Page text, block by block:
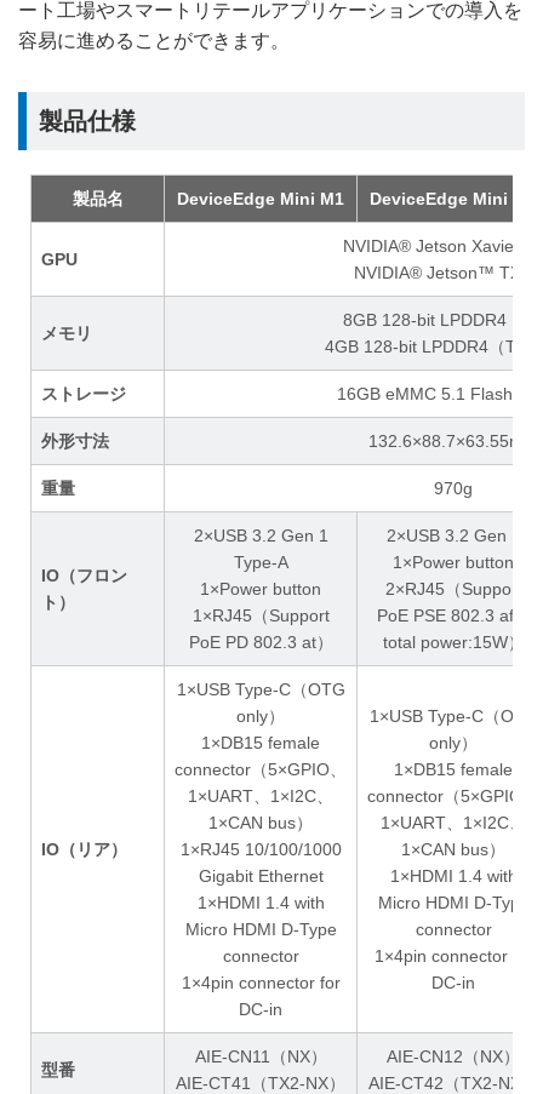
ート工場やスマートリテールアプリケーションでの導入を
容易に進めることができます。
製品仕様
製品名 DeviceEdge Mini M1 DeviceEdge Mini M2
GPU
NVIDIA® Jetson Xavier™
NVIDIA® Jetson™
メモリ
8GB 128-bit LPDDR4（
4GB 128-bit LPDDR4（
ストレージ 16GB eMMC 5.1 Flash（
外形寸法 132.6×88.7×63.55mm
重量 970g
IO（フロン
ト）
2×USB 3.2 Gen 1
Type-A
1×Power button
1×RJ45（Support
PoE PD 802.3 at）
2×USB 3.2 Gen 1
1×Power button
2×RJ45（Support
PoE PSE 802.3 af、
total power:15W）
IO（リア）
1×USB Type-C（OTG
only）
1×DB15 female
connector（5×GPIO、
1×UART、1×I2C、
1×CAN bus）
1×RJ45 10/100/1000
Gigabit Ethernet
1×HDMI 1.4 with
Micro HDMI D-Type
connector
1×4pin connector for
DC-in
1×USB Type-C（OTG
only）
1×DB15 female
connector（5×GPIO、
1×UART、1×I2C、
1×CAN bus）
1×HDMI 1.4 with
Micro HDMI D-Type
connector
1×4pin connector for
DC-in
型番
AIE-CN11（NX）
AIE-CT41（TX2-NX）
AIE-CN12（NX）
AIE-CT42（TX2-NX）